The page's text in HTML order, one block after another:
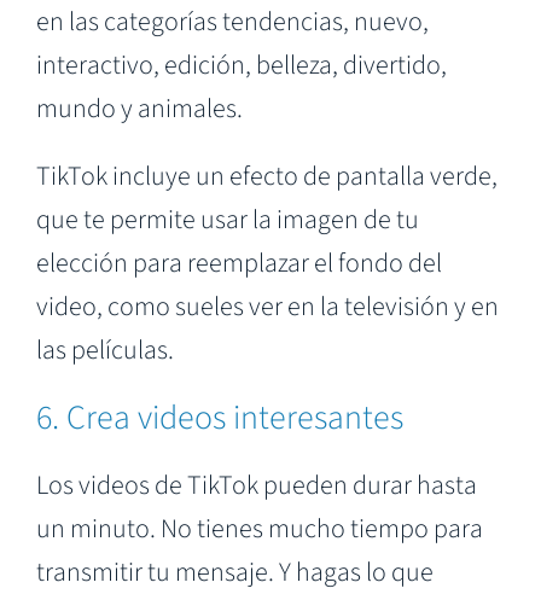
en las categorías tendencias, nuevo,
interactivo, edición, belleza, divertido,
mundo y animales.
TikTok incluye un efecto de pantalla verde,
que te permite usar la imagen de tu
elección para reemplazar el fondo del
video, como sueles ver en la televisión y en
las películas.
6. Crea videos interesantes
Los videos de TikTok pueden durar hasta
un minuto. No tienes mucho tiempo para
transmitir tu mensaje. Y hagas lo que